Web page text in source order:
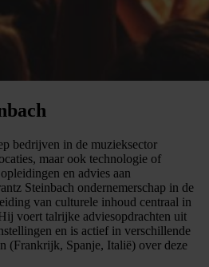
bedrijven in de muzieksector
maar ook technologie of
en advies aan
Steinbach ondernemerschap in de
van culturele inhoud centraal in
voert talrijke adviesopdrachten uit
en is actief in verschillende
(Frankrijk, Spanje, Italië) over deze